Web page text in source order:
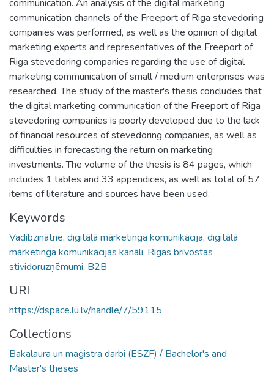
communication. An analysis of the digital marketing
communication channels of the Freeport of Riga stevedoring
companies was performed, as well as the opinion of digital
marketing experts and representatives of the Freeport of
Riga stevedoring companies regarding the use of digital
marketing communication of small / medium enterprises was
researched. The study of the master's thesis concludes that
the digital marketing communication of the Freeport of Riga
stevedoring companies is poorly developed due to the lack
of financial resources of stevedoring companies, as well as
difficulties in forecasting the return on marketing
investments. The volume of the thesis is 84 pages, which
includes 1 tables and 33 appendices, as well as total of 57
items of literature and sources have been used.
Keywords
Vadībzinātne, digitālā mārketinga komunikācija, digitālā
mārketinga komunikācijas kanāli, Rīgas brīvostas
stividoruzņēmumi, B2B
URI
https://dspace.lu.lv/handle/7/59115
Collections
Bakalaura un maģistra darbi (ESZF) / Bachelor's and
Master's theses